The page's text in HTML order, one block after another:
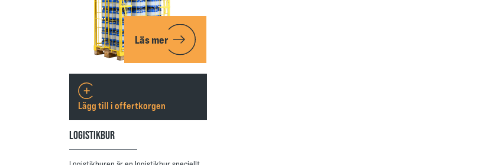
Läs mer
LOGISTIKBUR
Lägg till i offertkorgen